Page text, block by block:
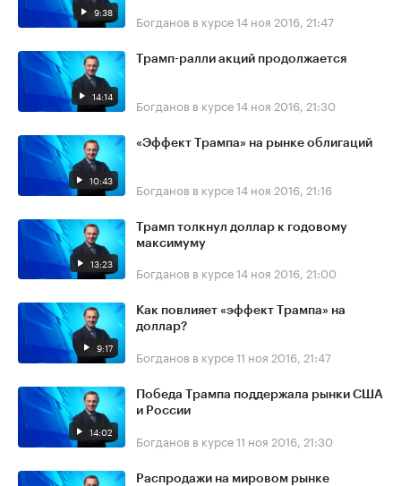
9:38 Богданов в курсе14 ноя 2016, 21:47
14:14
Трамп-ралли акций продолжается
Богданов в курсе14 ноя 2016, 21:30
10:43
«Эффект Трампа» на рынке облигаций
Богданов в курсе14 ноя 2016, 21:16
13:23
Трамп толкнул доллар к годовому
максимуму
Богданов в курсе14 ноя 2016, 21:00
9:17
Как повлияет «эффект Трампа» на
доллар?
Богданов в курсе11 ноя 2016, 21:47
14:02
Победа Трампа поддержала рынки США
и России
Богданов в курсе11 ноя 2016, 21:30
Распродажи на мировом рынке